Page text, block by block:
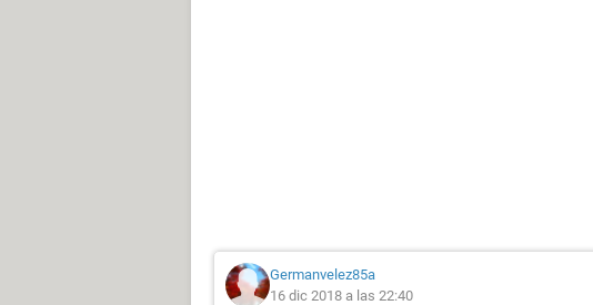
Germanvelez85a
16 dic 2018 a las 22:40